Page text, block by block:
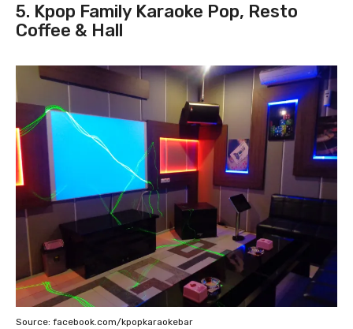
5. Kpop Family Karaoke Pop, Resto
Coffee & Hall
Source: facebook.com/kpopkaraokebar